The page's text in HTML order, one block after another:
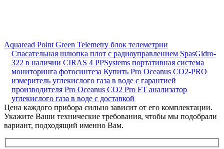
Aquaread Point Green Telemetry блок телеметрии
Спасательная шлюпка плот с радиоуправлением SpasGidro-
322 в наличии CIRAS 4 PPSystems портативная система
мониторинга фотосинтеза Купить Pro Oceanus CO2-PRO
измеритель углекислого газа в воде с гарантией
производителя Pro Oceanus CO2 Pro FT анализатор
углекислого газа в воде с доставкой
Цена каждого прибора сильно зависит от его комплектации.
Укажите Ваши технические требования, чтобы мы подобрали
вариант, подходящий именно Вам.